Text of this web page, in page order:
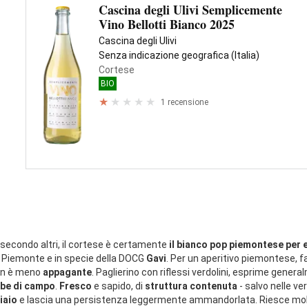
Cascina degli Ulivi Semplicemente
Vino Bellotti Bianco 2025
Cascina degli Ulivi
Senza indicazione geografica (Italia)
Cortese
BIO
1 recensione
secondo altri, il cortese è certamente il bianco pop piemontese per
e in specie della DOCG Gavi. Per un aperitivo piemontese,
è meno appagante. Paglierino con riflessi verdolini, esprime
di campo. Fresco e sapido, di struttura contenuta - salvo nelle
e lascia una persistenza leggermente ammandorlata. Riesce